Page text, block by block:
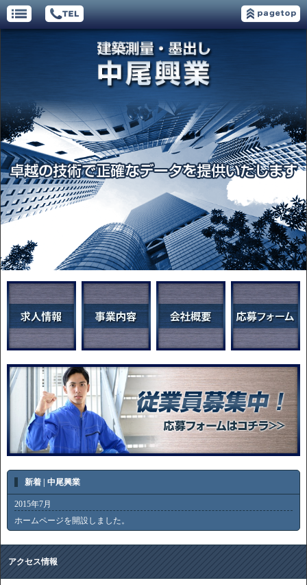
新着 | 中尾興業
2015年7月
ホームページを開設しました。
アクセス情報